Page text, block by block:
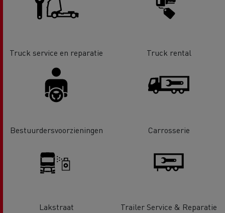
Truck service en reparatie Truck rental
Bestuurdersvoorzieningen Carrosserie
Lakstraat Trailer Service & Reparatie